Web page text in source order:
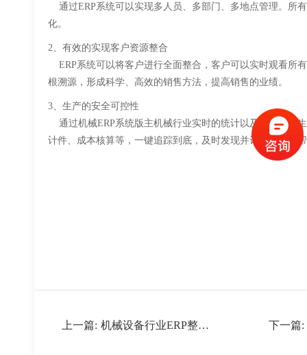
通过ERP系统可以实现多人员、多部门、多地点管理。所
化。
2、有效的实现客户资源整合
ERP系统可以将客户进行全面整合，客户可以实时观看所
根溯源，形成科学、高效的销售方法，提高销售的业绩。
3、生产的安全可控性
通过机械ERP系统版主机械行业实时的统计以及无缝连接
计件、成本核算等，一键追踪到底，及时发现并记录问题。
上一篇: 机械设备行业ERP整体
下一篇: